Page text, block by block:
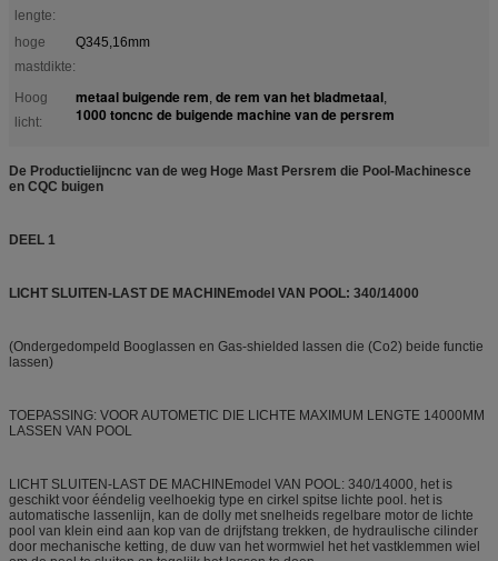
lengte:
hoge
mastdikte:
Q345,16mm
Hoog
licht:
metaal buigende rem, de rem van het bladmetaal,
1000 toncnc de buigende machine van de persrem
De Productielijncnc van de weg Hoge Mast Persrem die Pool-Machinesce
en CQC buigen
DEEL 1
LICHT SLUITEN-LAST DE MACHINEmodel VAN POOL: 340/14000
(Ondergedompeld Booglassen en Gas-shielded lassen die (Co2) beide functie
lassen)
TOEPASSING: VOOR AUTOMETIC DIE LICHTE MAXIMUM LENGTE 14000MM
LASSEN VAN POOL
LICHT SLUITEN-LAST DE MACHINEmodel VAN POOL: 340/14000, het is
geschikt voor ééndelig veelhoekig type en cirkel spitse lichte pool. het is
automatische lassenlijn, kan de dolly met snelheids regelbare motor de lichte
pool van klein eind aan kop van de drijfstang trekken, de hydraulische cilinder
door mechanische ketting, de duw van het wormwiel het het vastklemmen wiel